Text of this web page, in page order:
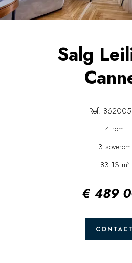
Salg
Ref.
4 rom
3 soverom
83.13 m²
€ 489
CONTACT